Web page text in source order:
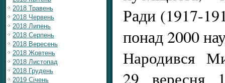
2018 Травень
2018 Червень
2018 Липень
2018 Серпень
2018 Вересень
2018 Жовтень
2018 Листопад
2018 Грудень
2019 Січень
Ради (1917-
понад 2000
Народився
29 вересня